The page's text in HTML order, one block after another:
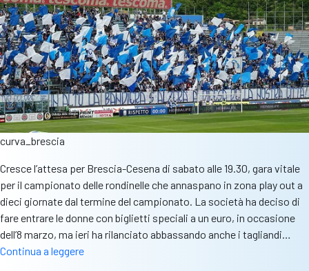
curva_brescia
Cresce l’attesa per Brescia-Cesena di sabato alle 19.30, gara vitale
per il campionato delle rondinelle che annaspano in zona play out a
dieci giornate dal termine del campionato. La società ha deciso di
fare entrare le donne con biglietti speciali a un euro, in occasione
dell’8 marzo, ma ieri ha rilanciato abbassando anche i tagliandi…
Continua a leggerePrezzi